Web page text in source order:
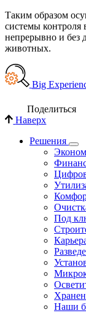
Таким образом
системы контроля
непрерывно и без
животных.
Big
Поделиться
Наверх
Решения
Под
Наши